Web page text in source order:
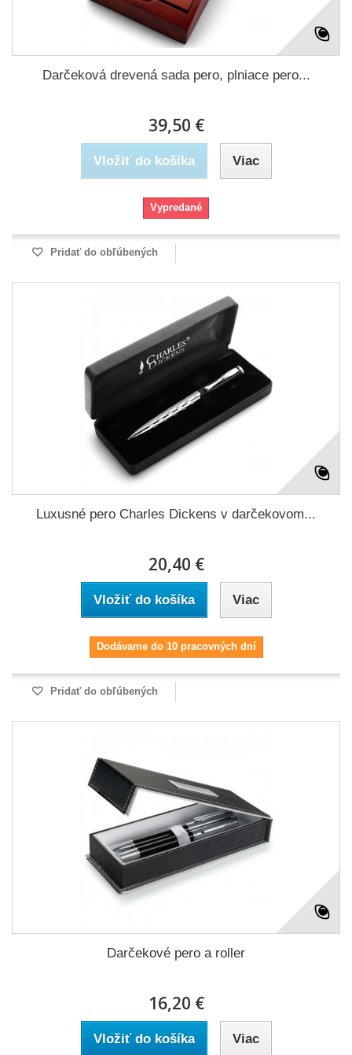
Darčeková drevená sada pero, plniace pero...
39,50 €
Vložiť do košíka Viac
Vypredané
Pridať do obľúbených
Luxusné pero Charles Dickens v darčekovom...
20,40 €
Vložiť do košíka Viac
Dodávame do 10 pracovných dní
Pridať do obľúbených
Darčekové pero a roller
16,20 €
Vložiť do košíka Viac